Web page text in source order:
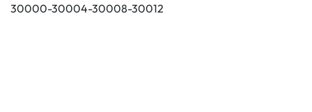
30000-30004-30008-30012